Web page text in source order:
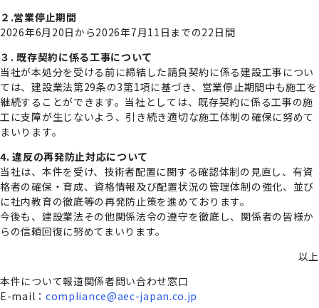
２.営業停止期間
2026年6月20日から2026年7月11日までの22日間
３. 既存契約に係る工事について
当社が本処分を受ける前に締結した請負契約に係る建設工事につい
ては、建設業法第29条の3第1項に基づき、営業停止期間中も施工を
継続することができます。当社としては、既存契約に係る工事の施
工に支障が生じないよう、引き続き適切な施工体制の確保に努めて
まいります。
4. 違反の再発防止対応について
当社は、本件を受け、技術者配置に関する確認体制の見直し、有資
格者の確保・育成、資格情報及び配置状況の管理体制の強化、並び
に社内教育の徹底等の再発防止策を進めております。
今後も、建設業法その他関係法令の遵守を徹底し、関係者の皆様か
らの信頼回復に努めてまいります。
以上
本件について報道関係者問い合わせ窓口
E-mail： compliance@aec-japan.co.jp